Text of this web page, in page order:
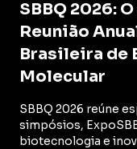
SBBQ 2026:
Reunião
Brasileira de
Molecular
SBBQ 2026 reúne
simpósios,
biotecnologia e